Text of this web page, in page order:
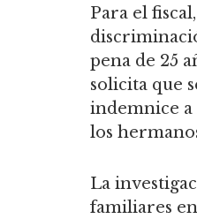
Para el
pena de 25
solicita que
indemnice a
los
La
familiares